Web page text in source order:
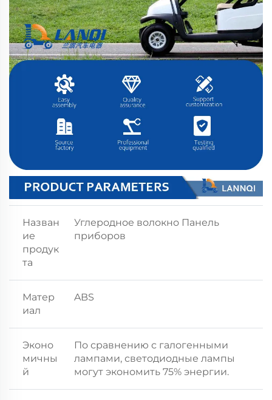
Назван
ие
продук
та
Углеродное волокно Панель
приборов
Матер
иал
ABS
Эконо
мичны
й
По сравнению с галогенными
лампами, светодиодные лампы
могут экономить 75% энергии.